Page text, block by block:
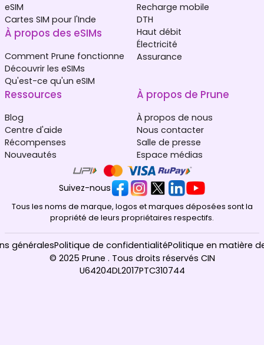
eSIM
Cartes SIM pour l'Inde
À propos des eSIMs
Comment Prune fonctionne
Découvrir les eSIMs
Qu'est-ce qu'un eSIM
Recharge mobile
DTH
Haut débit
Électricité
Assurance
Ressources
Blog
Centre d'aide
Récompenses
Nouveautés
À propos de Prune
À propos de nous
Nous contacter
Salle de presse
Espace médias
Suivez-nous
Tous les noms de marque, logos et marques déposées sont la
propriété de leurs propriétaires respectifs.
© 2025 Prune . Tous droits réservés CIN
U64204DL2017PTC310744
généralesPolitique de confidentialitéPolitique en matière